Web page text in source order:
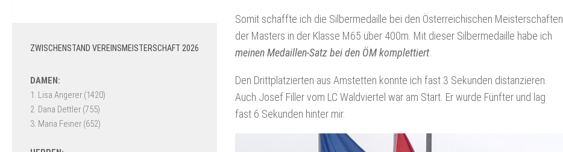
Somit schaffte ich die Silbermedaille bei den Österreichischen Meisterschaften
der Masters in der Klasse M65 über 400m. Mit dieser Silbermedaille habe ich
meinen Medaillen-Satz bei den ÖM komplettiert
Den Drittplatzierten aus Amstetten konnte ich fast 3 Sekunden distanzieren.
Auch Josef Filler vom LC Waldviertel war am Start. Er wurde Fünfter und lag
fast 6 Sekunden hinter mir.
ZWISCHENSTAND VEREINSMEISTERSCHAFT 2026